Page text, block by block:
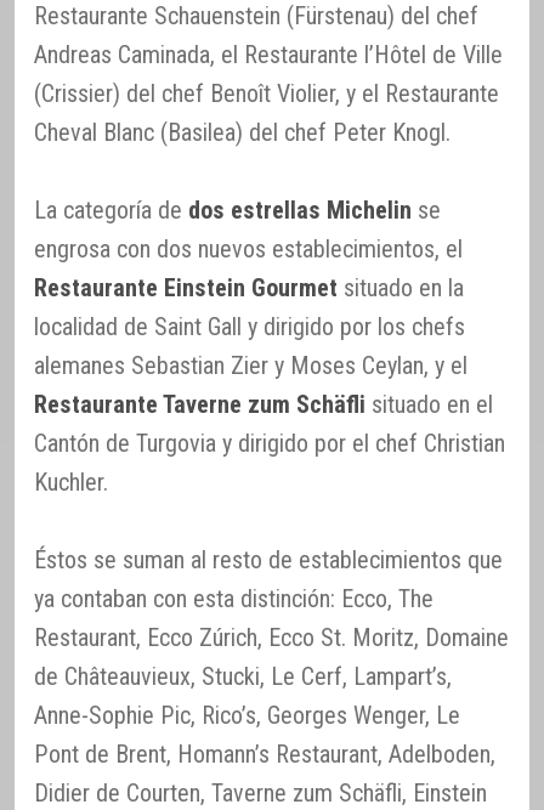
Restaurante Schauenstein (Fürstenau) del chef
Andreas Caminada, el Restaurante l’Hôtel de Ville
(Crissier) del chef Benoît Violier, y el Restaurante
Cheval Blanc (Basilea) del chef Peter Knogl.
La categoría de dos estrellas Michelin se
engrosa con dos nuevos establecimientos, el
Restaurante Einstein Gourmet situado en la
localidad de Saint Gall y dirigido por los chefs
alemanes Sebastian Zier y Moses Ceylan, y el
Restaurante Taverne zum Schäfli situado en el
Cantón de Turgovia y dirigido por el chef Christian
Kuchler.
Éstos se suman al resto de establecimientos que
ya contaban con esta distinción: Ecco, The
Restaurant, Ecco Zúrich, Ecco St. Moritz, Domaine
de Châteauvieux, Stucki, Le Cerf, Lampart’s,
Anne-Sophie Pic, Rico’s, Georges Wenger, Le
Pont de Brent, Homann’s Restaurant, Adelboden,
Didier de Courten, Taverne zum Schäfli, Einstein